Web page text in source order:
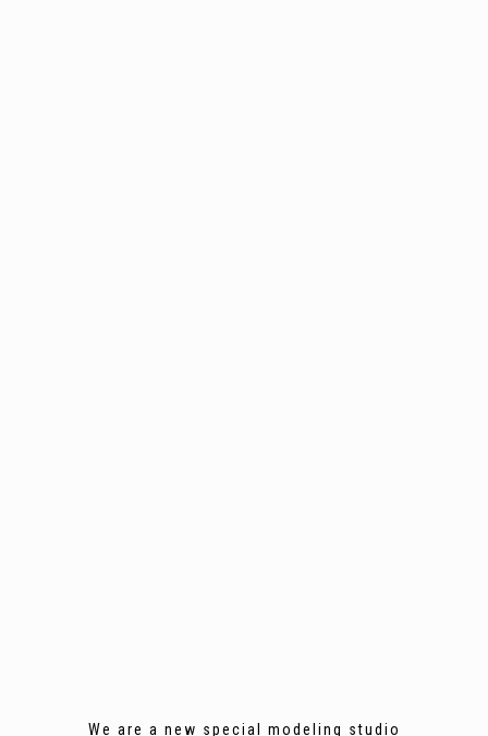
We are a new special modeling studio